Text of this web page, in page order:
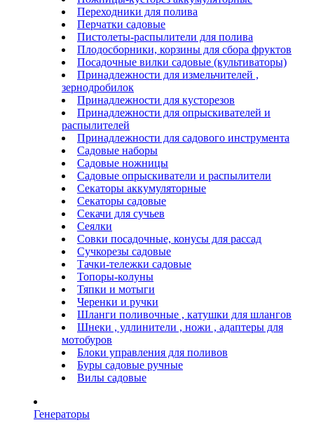
Переходники для полива
Перчатки садовые
Пистолеты-распылители для полива
Плодосборники, корзины для сбора фруктов
Посадочные вилки садовые (культиваторы)
Принадлежности для измельчителей ,
зернодробилок
Принадлежности для кусторезов
Принадлежности для опрыскивателей и
распылителей
Принадлежности для садового инструмента
Садовые наборы
Садовые ножницы
Садовые опрыскиватели и распылители
Секаторы аккумуляторные
Секаторы садовые
Секачи для сучьев
Сеялки
Совки посадочные, конусы для рассад
Сучкорезы садовые
Тачки-тележки садовые
Топоры-колуны
Тяпки и мотыги
Черенки и ручки
Шланги поливочные , катушки для шлангов
Шнеки , удлинители , ножи , адаптеры для
мотобуров
Блоки управления для поливов
Буры садовые ручные
Вилы садовые
Генераторы